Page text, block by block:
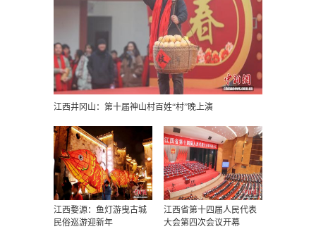
江西井冈山：第十届神山村百姓“村”晚上演
江西婺源：鱼灯游曳古城
民俗巡游迎新年
江西省第十四届人民代表
大会第四次会议开幕